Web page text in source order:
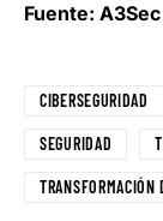
Fuente: A3Sec
CIBERSEGURIDAD
SEGURIDAD
TRANSFORMACIÓN